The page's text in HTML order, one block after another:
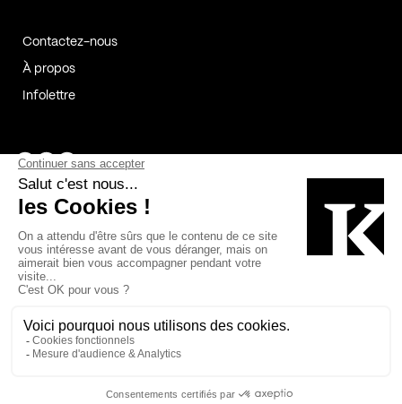
Contactez-nous
À propos
Infolettre
Page Facebook de Kollectif
Page Instagram de Kollectif
Page Linkedin de Kollectif
Bâtiment-Durable-Québec-1
Esquisses-1
MP-1 v2com-1